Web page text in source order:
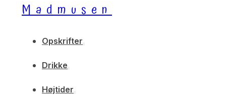
Madmusen
Opskrifter
Drikke
Højtider